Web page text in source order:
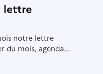
lettre
notre lettre
du mois, agenda...